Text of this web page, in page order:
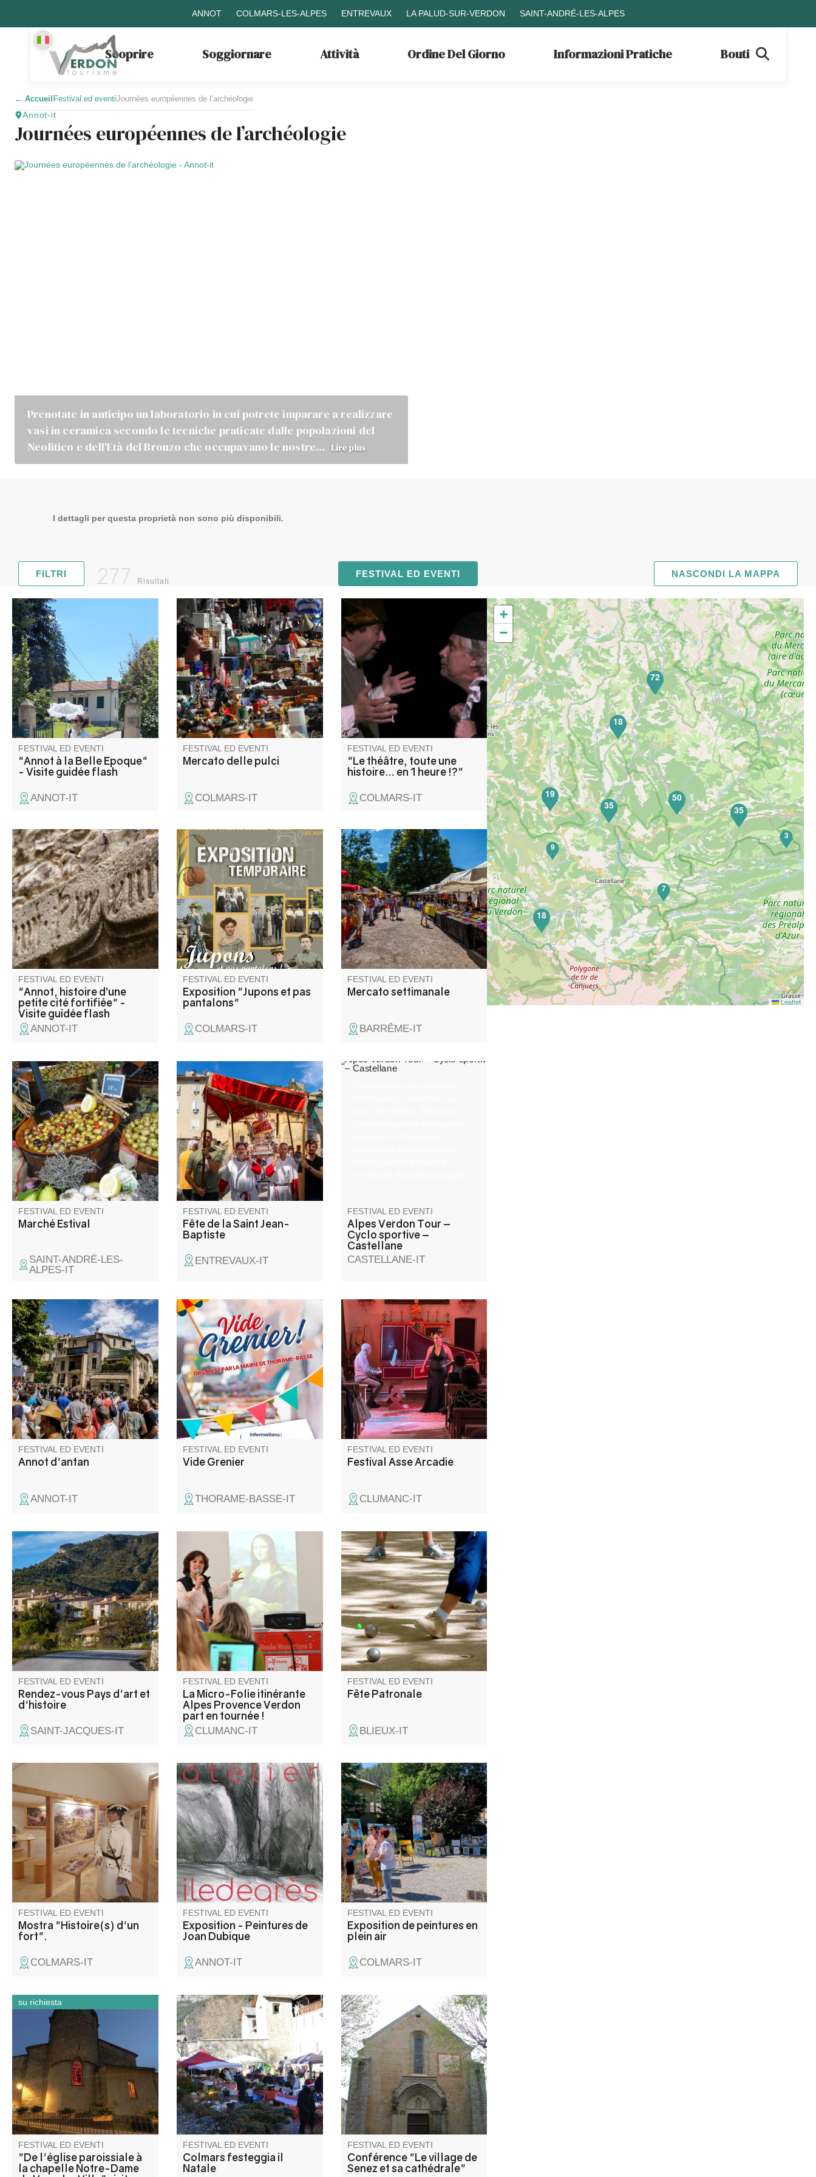
ANNOT COLMARS-LES-ALPES ENTREVAUX LA PALUD-SUR-VERDON SAINT-ANDRÉ-LES-ALPES
Scoprire Soggiornare Attività Ordine Del Giorno Informazioni Pratiche Boutique
← Accueil Festival ed eventiJournées européennes de l’archéologie
Annot-it
Journées européennes de l’archéologie
Prenotate in anticipo un laboratorio in cui potrete imparare a realizzare
vasi in ceramica secondo le tecniche praticate dalle popolazioni del
Neolitico e dell'Età del Bronzo che occupavano le nostre… Lire plus
I dettagli per questa proprietà non sono più disponibili.
FILTRI 277 Risultati
FESTIVAL ED EVENTI NASCONDI LA MAPPA
Una passeggiata alla scoperta
di questa località di
villeggiatura e degli angoli
segreti che hanno deliziato i
primi villeggianti all'inizio del XX
secolo.
FESTIVAL ED EVENTI
"Annot à la Belle Epoque"
- Visite guidée flash
ANNOT-IT
Foire aux puces dans les
fortifications. Venez chiner et
trouver de jolis petits trésors.
Exposants : inscriptions auprès
de Béatrice
FESTIVAL ED EVENTI
Mercato delle pulci
COLMARS-IT
Comment évoquer plus de
2000 ans de théâtre en 60
minutes ? C'est le défi relevé
par les 2 comédiens Frédéric
Dufour et Frank Gétreau,
racontant, au fil des époques,
l'évolution de cet art, en jouant
tous les répertoires…
FESTIVAL ED EVENTI
"Le théâtre, toute une
histoire… en 1 heure !?"
COLMARS-IT
Esploriamo il labirinto di
stradine che compongono
questa piccola città fortificata e
i suoi misteri, attraverso i segni
lasciati dal tempo.
FESTIVAL ED EVENTI
"Annot, histoire d’une
petite cité fortifiée" -
Visite guidée flash
ANNOT-IT
Vêtements et accessoires de
dames en haute vallée du
Verdon (1830-1950). La mode
féminine est sûrement moins
terne que ce que vous
l’imaginez ! Nos photographies
de famille donnent l’image
d’une vie austère, en noir et
blanc. Et pourtant !
FESTIVAL ED EVENTI
Exposition "Jupons et pas
pantalons"
COLMARS-IT
Il mercato settimanale di
Barrême si svolge il lunedì
mattina nella piazza della
chiesa.
FESTIVAL ED EVENTI
Mercato settimanale
BARRÊME-IT
A l'occasion du passage du
tour de France féminin le
marché du samedi se tiendra
toute la journée.
FESTIVAL ED EVENTI
Marché Estival
SAINT-ANDRÉ-LES-
ALPES-IT
Partecipate alla tradizionale
celebrazione di San Giovanni
Battista, con canti religiosi
intonati dalla confraternita dei
Saint-Jeannistes e un falò di
Saint-Jean, e unitevi agli
abitanti del villaggio per i quali
questa festa è molto
importante. Luna park in Place
Moreau.
FESTIVAL ED EVENTI
Fête de la Saint Jean-
Baptiste
ENTREVAUX-IT
FESTIVAL ED EVENTI
Alpes Verdon Tour –
Cyclo sportive –
Castellane
CASTELLANE-IT
Immergetevi nell’Annot di un
tempo, dal 1800 alla Belle
Époque fino agli anni ’30.
Grazie alla varietà e alla
ricchezza delle sue iniziative,
questo evento unico riunisce
abitanti, visitatori e
appassionati in una vivace
celebrazione del patrimonio di
Annot.
FESTIVAL ED EVENTI
Annot d'antan
ANNOT-IT
Venez chiner dans les rues et
places du village. Jouets,
objets de décoration, livres,
vêtements
FESTIVAL ED EVENTI
Vide Grenier
THORAME-BASSE-IT
Il festival Asse-Arcadie
contribuisce a creare uno
speciale luogo d'incontro
annuale in cui i praticanti della
musica d'arte antica
provenienti da tutto il
Mediterraneo e dall'Europa
possono condividere i frutti
della loro passione.
FESTIVAL ED EVENTI
Festival Asse Arcadie
CLUMANC-IT
Visite "On donne la parole aux
habitants", balade contée,
rencontre sur les thèmes du
patrimoine naturel et bâti.
FESTIVAL ED EVENTI
Rendez-vous Pays d'art et
d'histoire
SAINT-JACQUES-IT
La Micro-Folie itinérante Alpes
Provence Verdon s'installe à
Clumanc ! La Micro-Folie c'est
un musée numérique, un
espace de réalité virtuelle, un
fablab et une ludothèque. Une
programmation riche et ludique
vous attend pour petits et
grands.
FESTIVAL ED EVENTI
La Micro-Folie itinérante
Alpes Provence Verdon
part en tournée !
CLUMANC-IT
Fête patronale de Blieux avec
au programme, messe,
concours de boules, concert,
méchoui.
FESTIVAL ED EVENTI
Fête Patronale
BLIEUX-IT
Seguite il soldato Claude
Dupuy all'epoca di Luigi XIV,
alla scoperta del Forte di
Savoia, della sua storia e di
affascinanti aneddoti sulle fasi
della sua costruzione. I pannelli
didattici trattano una serie di
temi che susciteranno la vostra
curiosità.
FESTIVAL ED EVENTI
Mostra "Histoire(s) d'un
fort".
COLMARS-IT
Joan Dubique, artiste peintre,
vous accueille dans son atelier
Iledegres pour vous faire
découvrir ses œuvres variées
et intenses réalisées au
couteau.
FESTIVAL ED EVENTI
Exposition - Peintures de
Joan Dubique
ANNOT-IT
Venez admirer les créations
des artistes de l’association
ACA (art et créations artistiques
du Haut Verdon) : peintures et
dessins aquarelles, huiles,
pastels.
FESTIVAL ED EVENTI
Exposition de peintures en
plein air
COLMARS-IT
Découvrez l’église Saint-Jean-
Baptiste et la chapelle Notre-
Dame de Vers-la-Ville lors
d’une balade entre patrimoine
religieux, histoire locale et
traditions du village.
FESTIVAL ED EVENTI
"De l'église paroissiale à
la chapelle Notre-Dame
su richiesta
Mercatino dell'artigianato e dei
sapori nei colori del Natale.
Sfilata di Babbo Natale e
distribuzione di dolci, lotteria,
pesata di tacchino e vin brulé.
Un'atmosfera amichevole
intorno al fuoco e alle castagne
calde! Intrattenimento con
associazioni locali.
FESTIVAL ED EVENTI
Colmars festeggia il
Natale
Découverte guidée du village et
de son ancienne cathédrale
avec Laetitia Frassetto guide-
conférencière.
FESTIVAL ED EVENTI
Conférence "Le village de
Senez et sa cathédrale"
18
7
3
9
19
35
50
35
18
72
+
−
Leaflet